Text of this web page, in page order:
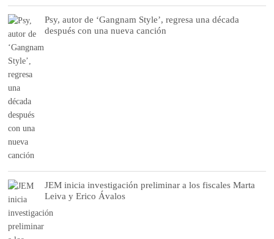
Psy, autor de ‘Gangnam Style’, regresa una década
después con una nueva canción
JEM inicia investigación preliminar a los fiscales Marta
Leiva y Erico Ávalos